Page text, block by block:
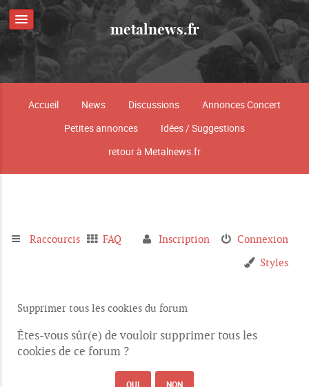
metalnews.fr
Accueil News Discussions
Annonces Concert
Petites annonces
Idées / Suggestions
retour à Metalnews.fr
Raccourcis FAQ Connexion
Inscription
Styles
Supprimer tous les cookies du forum
Êtes-vous sûr(e) de vouloir supprimer tous les
cookies de ce forum ?